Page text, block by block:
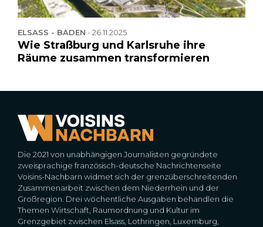
ELSASS - BADEN -26.11.2025
Wie Straßburg und Karlsruhe ihre
Räume zusammen transformieren
Die 2021 von unabhängigen Journalisten gegründete
zweisprachige französisch-deutsche Nachrichtenseite
Voisins-Nachbarn widmet sich der grenzüberschreitenden
Zusammenarbeit zwischen dem Niederrhein und der
Großregion. Drei wöchentliche Ausgaben behandlen die
Themen Wirtschaft, Raumordnung und Kultur im
Grenzgebiet zwischen Elsass, Lothringen, Luxemburg,